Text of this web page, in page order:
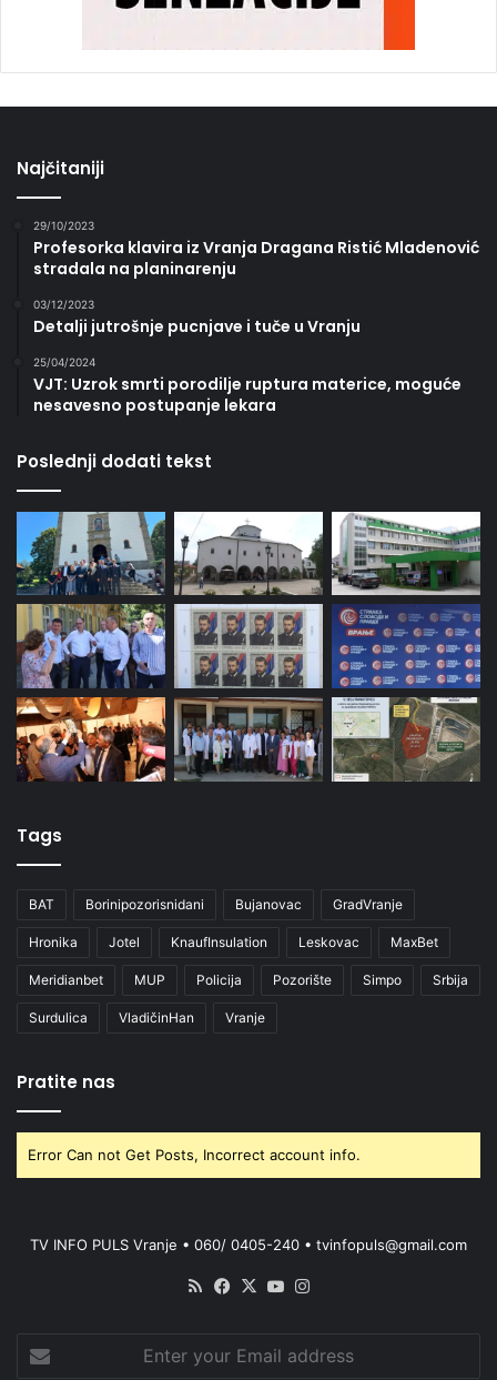
Najčitaniji
29/10/2023
Profesorka klavira iz Vranja Dragana Ristić Mladenović
stradala na planinarenju
03/12/2023
Detalji jutrošnje pucnjave i tuče u Vranju
25/04/2024
VJT: Uzrok smrti porodilje ruptura materice, moguće
nesavesno postupanje lekara
Poslednji dodati tekst
Tags
BAT Borinipozorisnidani Bujanovac GradVranje
Hronika Jotel KnaufInsulation Leskovac MaxBet
Meridianbet MUP Policija Pozorište Simpo Srbija
Surdulica VladičinHan Vranje
Pratite nas
Error Can not Get Posts, Incorrect account info.
TV INFO PULS Vranje • 060/ 0405-240 • tvinfopuls@gmail.com
RSS Facebook
X YouTube
your